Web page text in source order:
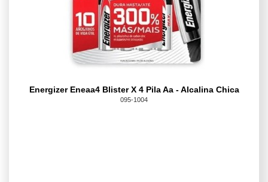
Energizer Eneaa4 Blister X 4 Pila Aa - Alcalina Chica
095-1004